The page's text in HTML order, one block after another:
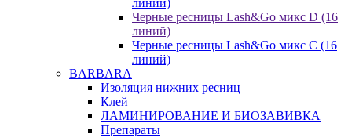
линий)
Черные ресницы Lash&Go микс D (16
линий)
Черные ресницы Lash&Go микс C (16
линий)
BARBARA
Изоляция нижних ресниц
Клей
ЛАМИНИРОВАНИЕ И БИОЗАВИВКА
Препараты